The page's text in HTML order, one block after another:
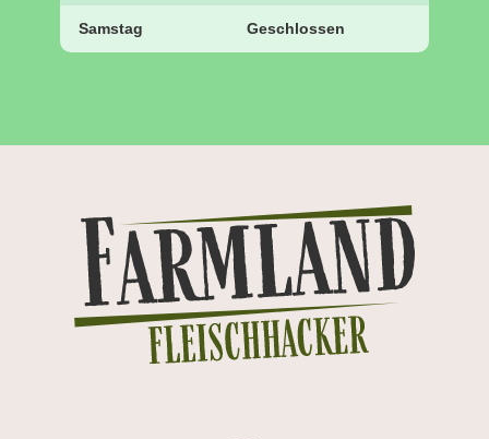
Samstag Geschlossen